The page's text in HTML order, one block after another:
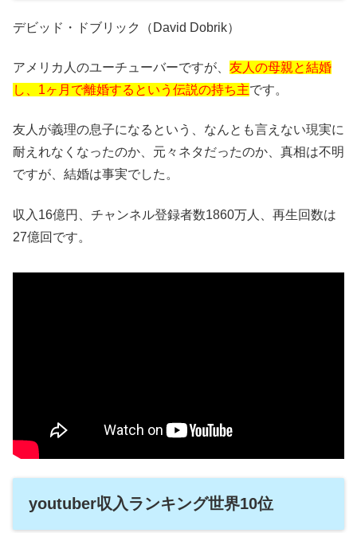
デビッド・ドブリック（David Dobrik）
アメリカ人のユーチューバーですが、 友人の母親と結婚
し、1ヶ月で離婚するという伝説の持ち主です。
友人が義理の息子になるという、なんとも言えない現実に
耐えれなくなったのか、元々ネタだったのか、真相は不明
ですが、結婚は事実でした。
収入16億円、チャンネル登録者数1860万人、再生回数は
27億回です。
youtuber収入ランキング世界10位